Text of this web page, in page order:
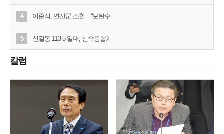
4 이준석, 연산군 소환…“보완수
5 신길동 113-5 일대, 신속통합기
칼럼